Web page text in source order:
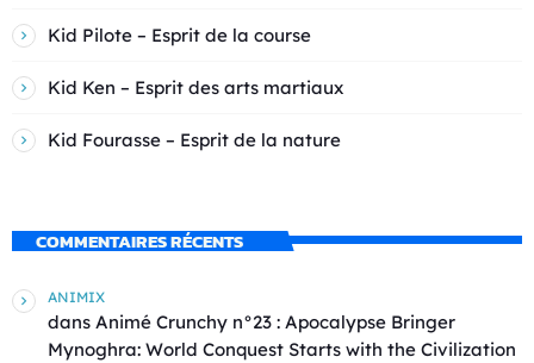
Kid Pilote – Esprit de la course
Kid Ken – Esprit des arts martiaux
Kid Fourasse – Esprit de la nature
COMMENTAIRES RÉCENTS
ANIMIX
dans Animé Crunchy n°23 : Apocalypse Bringer
Mynoghra: World Conquest Starts with the Civilization